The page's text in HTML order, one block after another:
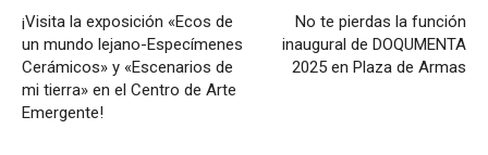
¡Visita la exposición «Ecos de
un mundo lejano-Especímenes
Cerámicos» y «Escenarios de
mi tierra» en el Centro de Arte
Emergente!
No te pierdas la función
inaugural de DOQUMENTA
2025 en Plaza de Armas